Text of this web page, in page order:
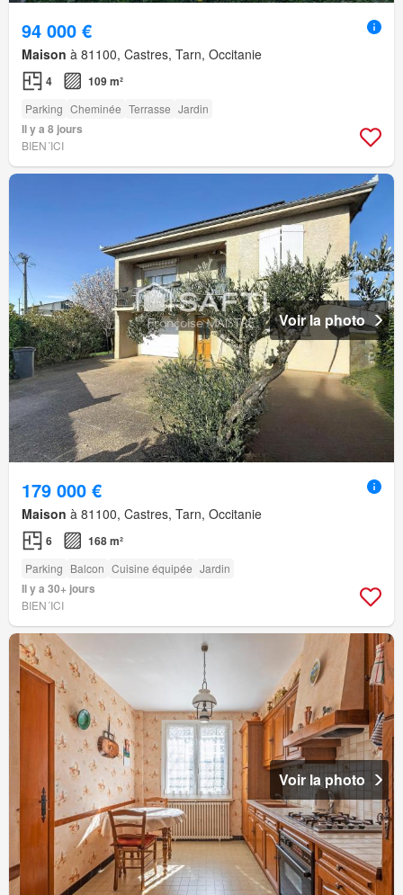
94 000 €
Maison à 81100, Castres, Tarn, Occitanie
4 109 m²
Parking Cheminée Terrasse Jardin
Il y a 8 jours
BIEN´ICI
Voir la photo
179 000 €
Maison à 81100, Castres, Tarn, Occitanie
6 168 m²
Parking Balcon Cuisine équipée Jardin
Il y a 30+ jours
BIEN´ICI
Voir la photo